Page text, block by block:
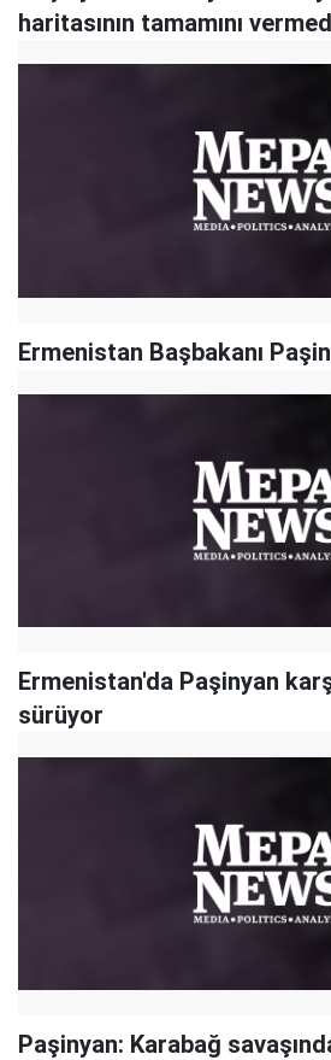
haritasının tamamını
Ermenistan Başbakanı
Ermenistan'da Paşinyan
sürüyor
Paşinyan: Karabağ